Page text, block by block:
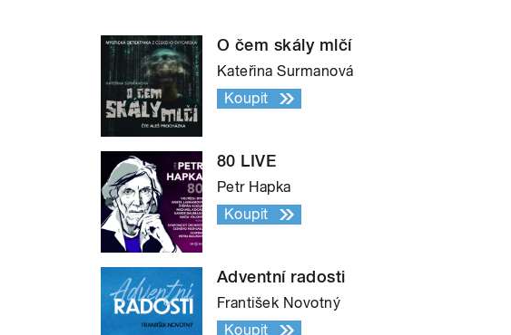
O čem skály mlčí
Kateřina Surmanová
Koupit
80 LIVE
Petr Hapka
Koupit
Adventní radosti
František Novotný
Koupit